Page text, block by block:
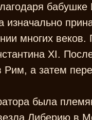
бабушке
изначально
многих
XI.
Рим, а затем
была
Либерию в